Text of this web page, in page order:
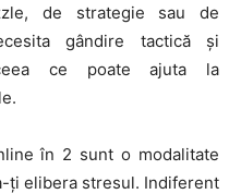
de strategie sau de
gândire tactică și
ce poate ajuta la
în 2 sunt o modalitate
ți elibera stresul. Indiferent